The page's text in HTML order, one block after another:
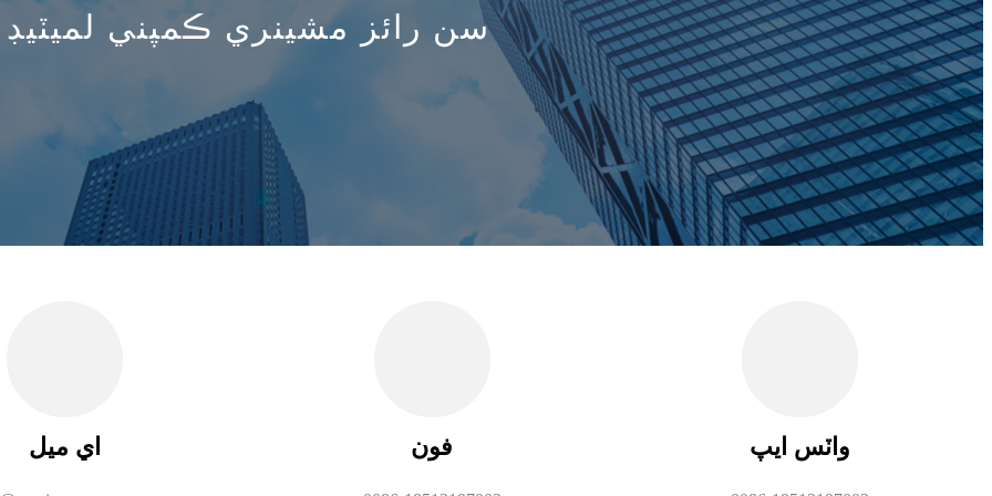
سن رائز مشينري ڪمپني لميٽيڊ
اي ميل فون واٽس ايپ